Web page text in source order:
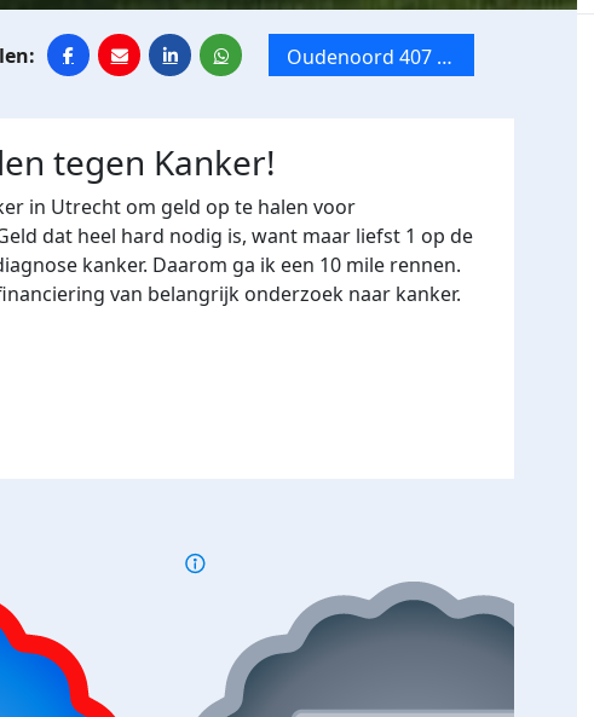
Oudenoord 407 x
Tien Mile van
tegen Kanker!
in Utrecht om geld op te halen voor
dat heel hard nodig is, want maar liefst 1 op de
kanker. Daarom ga ik een 10 mile rennen.
van belangrijk onderzoek naar kanker.